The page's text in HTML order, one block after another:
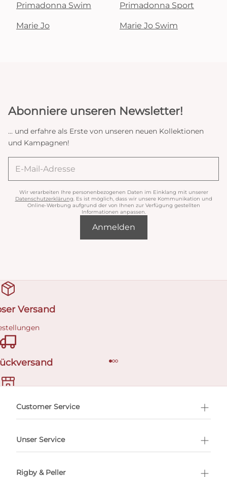
Primadonna Swim Primadonna Sport
Marie Jo Marie Jo Swim
Abonniere unseren Newsletter!
... und erfahre als Erste von unseren neuen Kollektionen
und Kampagnen!
Wir verarbeiten Ihre personenbezogenen Daten im Einklang mit unserer
Datenschutzerklärung . Es ist möglich, dass wir unsere Kommunikation und
Online-Werbung aufgrund der von Ihnen zur Verfügung gestellten
Informationen anpassen.
Anmelden
Versand
buchen
Customer Service
Unser Service
Rigby & Peller